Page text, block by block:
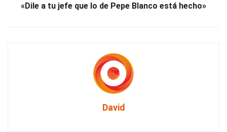
«Dile a tu jefe que lo de Pepe Blanco está hecho»
David